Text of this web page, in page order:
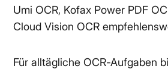
Umi OCR, Kofax Power PDF
Cloud Vision OCR
Für alltägliche OCR-Aufgaben